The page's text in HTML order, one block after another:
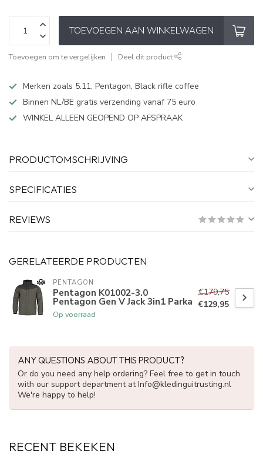
TOEVOEGEN AAN WINKELWAGEN
Toevoegen om te vergelijken Deel dit product
Merken zoals 5.11, Pentagon, Black rifle coffee
Binnen NL/BE gratis verzending vanaf 75 euro
WINKEL ALLEEN GEOPEND OP AFSPRAAK
PRODUCTOMSCHRIJVING
SPECIFICATIES
REVIEWS
GERELATEERDE PRODUCTEN
PENTAGON
Pentagon K01002-3.0
Pentagon Gen V Jack 3in1 Parka
Op voorraad
€179,75
€129,95
ANY QUESTIONS ABOUT THIS PRODUCT?
Or do you need any help ordering? Feel free to get in touch
with our support department atInfo@kledinguitrusting.nl
We're happy to help!
RECENT BEKEKEN